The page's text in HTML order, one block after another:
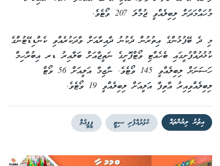
މުހައްމަދަށް ލިބިލެއްވީ ޖުމްލަ 207 ވޯޓެވެ.
މި ދެ ބޭފުޅުންގެ އިތުރުން ދެކުނު ދާއިރާއަށް ވާދަކުރެއްވި ކެންޑިޑޭޓުންގެ
ކުޅުދުއްފުށީގައި ބެހެއްޓި ވޯޓްފޮށީގެ ނަތީޖާއަށް ބަލާއިރު ޑރ އިބުރާހިމް
ހަސަނަށް ލިބިލެއްވީ 145 ވޯޓެވެ. ނާޒިމާ އަލީއަށް 56 ވޯޓް
ލިބިލެއްވިއިރު އާތިފާ އަލީއަށް ލިބިލެއްވީ 19 ވޯޓެވެ.
އިތުރު ލިޔުންތައް ކުޅުދުއްފުށި ސިޓީ ޕީޕީއެމް